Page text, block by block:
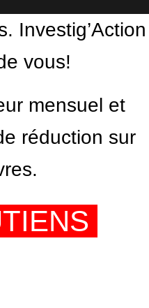
Investig’Action
vous!
mensuel et
réduction sur